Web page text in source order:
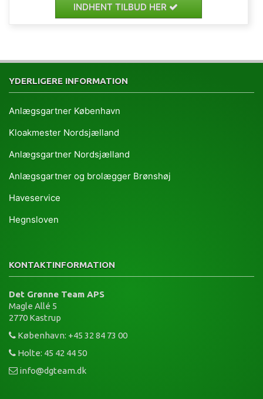
INDHENT TILBUD HER
YDERLIGERE INFORMATION
Anlægsgartner København
Kloakmester Nordsjælland
Anlægsgartner Nordsjælland
Anlægsgartner og brolægger Brønshøj
Haveservice
Hegnsloven
KONTAKTINFORMATION
Det Grønne Team APS
Magle Allé 5
2770 Kastrup
København: +45 32 84 73 00
Holte: 45 42 44 50
info@dgteam.dk